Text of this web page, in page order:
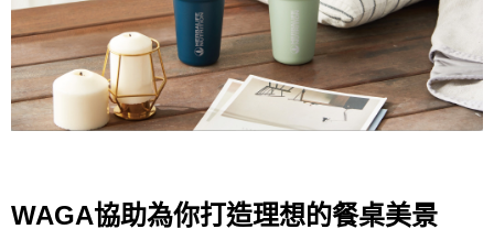
４．使用「AFTEE先享後付」時，將依據個別帳號之用戶狀況，依本公司即
時審查核予不同之上限額度；若仍有額度不足之情形，本公司將視審查結果
請求用戶進行身份認證。
５．嚴禁一人註冊多個帳號或使用他人資訊註冊。若發現惡意使用之情形，
恩沛科技股份有限公司將有權停止該用戶之使用額度並採取法律行動。
WAGA協助為你打造理想的餐桌美景